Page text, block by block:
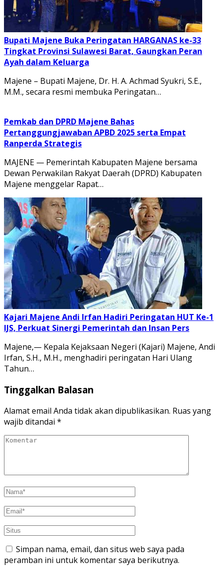
Bupati Majene Buka Peringatan HARGANAS ke-33
Tingkat Provinsi Sulawesi Barat, Gaungkan Peran
Ayah dalam Keluarga
Majene – Bupati Majene, Dr. H. A. Achmad Syukri, S.E.,
M.M., secara resmi membuka Peringatan…
Pemkab dan DPRD Majene Bahas
Pertanggungjawaban APBD 2025 serta Empat
Ranperda Strategis
MAJENE — Pemerintah Kabupaten Majene bersama
Dewan Perwakilan Rakyat Daerah (DPRD) Kabupaten
Majene menggelar Rapat…
Kajari Majene Andi Irfan Hadiri Peringatan HUT Ke-1
IJS, Perkuat Sinergi Pemerintah dan Insan Pers
Majene,— Kepala Kejaksaan Negeri (Kajari) Majene, Andi
Irfan, S.H., M.H., menghadiri peringatan Hari Ulang
Tahun…
Tinggalkan Balasan
Alamat email Anda tidak akan dipublikasikan. Ruas yang
wajib ditandai *
Simpan nama, email, dan situs web saya pada
peramban ini untuk komentar saya berikutnya.